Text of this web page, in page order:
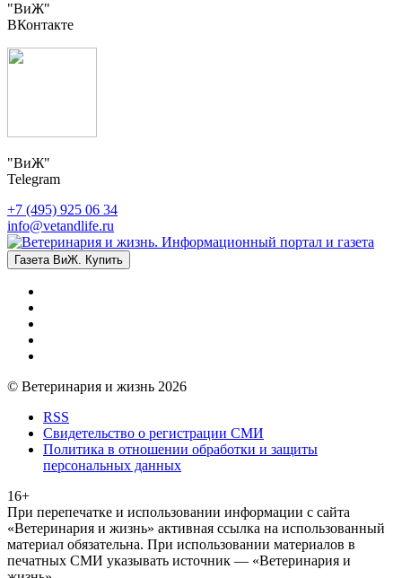
"ВиЖ"
ВКонтакте
"ВиЖ"
Telegram
+7 (495) 925 06 34
info@vetandlife.ru
Газета ВиЖ. Купить
© Ветеринария и жизнь 2026
RSS
Свидетельство о регистрации СМИ
Политика в отношении обработки и защиты
персональных данных
16+
При перепечатке и использовании информации с сайта
«Ветеринария и жизнь» активная ссылка на использованный
материал обязательна. При использовании материалов в
печатных СМИ указывать источник — «Ветеринария и